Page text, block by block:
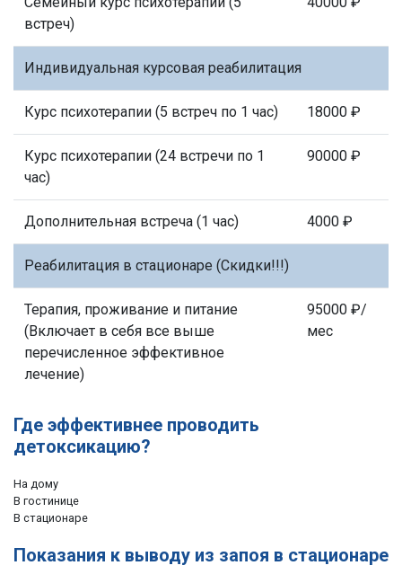
встреч)
Индивидуальная курсовая реабилитация
Курс психотерапии (5 встреч по 1 час) 18000 ₽
Курс психотерапии (24 встречи по 1
час)
90000 ₽
Дополнительная встреча (1 час) 4000 ₽
Реабилитация в стационаре (Скидки!!!)
Терапия, проживание и питание
(Включает в себя все выше
перечисленное эффективное
лечение)
95000 ₽/
мес
Где эффективнее проводить
детоксикацию?
На дому
В гостинице
В стационаре
Показания к выводу из запоя в стационаре